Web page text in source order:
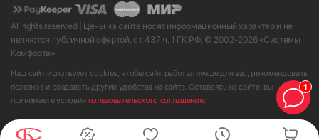
All rights reserved | Цены на сайте носят информационный характер и не
являются публичной офертой. ст. 437 ч. 1 ГК РФ. © 2002-2026 «Системы
Комфорта»
Наш сайт использует cookies, чтобы сайт работал лучше для вас, рекомендовать
полезное и создавать другие удобства на сайте. Оставаясь на сайте, вы
принимаете условия пользовательского соглашения.
1